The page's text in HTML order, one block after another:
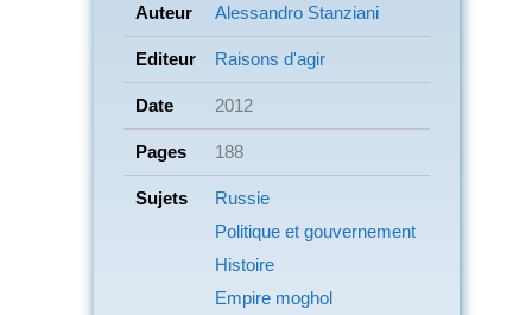
Auteur Alessandro Stanziani
Editeur Raisons d'agir
Date 2012
Pages 188
Sujets
Russie
Politique et gouvernement
Histoire
Empire moghol